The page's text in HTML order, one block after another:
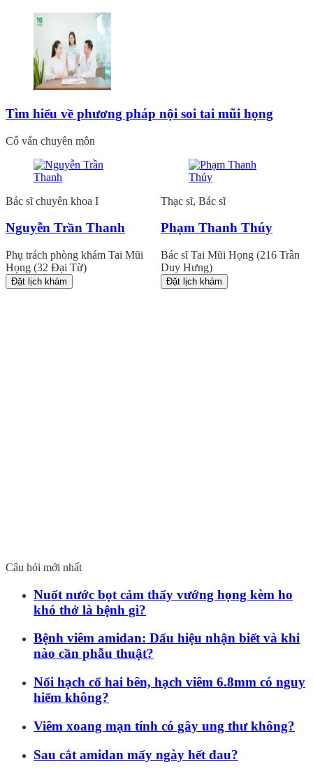
Tìm hiểu về phương pháp nội soi tai mũi họng
Cố vấn chuyên môn
Bác sĩ chuyên khoa I
Nguyễn Trần Thanh
Phụ trách phòng khám Tai Mũi
Họng (32 Đại Từ)
Đặt lịch khám
Thạc sĩ, Bác sĩ
Phạm Thanh Thúy
Bác sĩ Tai Mũi Họng (216 Trần
Duy Hưng)
Đặt lịch khám
Câu hỏi mới nhất
Nuốt nước bọt cảm thấy vướng họng kèm ho
khó thở là bệnh gì?
Bệnh viêm amidan: Dấu hiệu nhận biết và khi
nào cần phẫu thuật?
Nổi hạch cổ hai bên, hạch viêm 6.8mm có nguy
hiểm không?
Viêm xoang mạn tính có gây ung thư không?
Sau cắt amidan mấy ngày hết đau?